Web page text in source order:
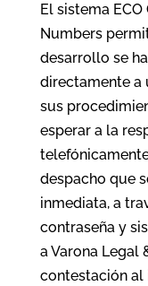
El sistema
Numbers
desarrollo se
directamente a
sus
esperar a la
despacho que
inmediata, a
contraseña y
a Varona Legal
contestación al